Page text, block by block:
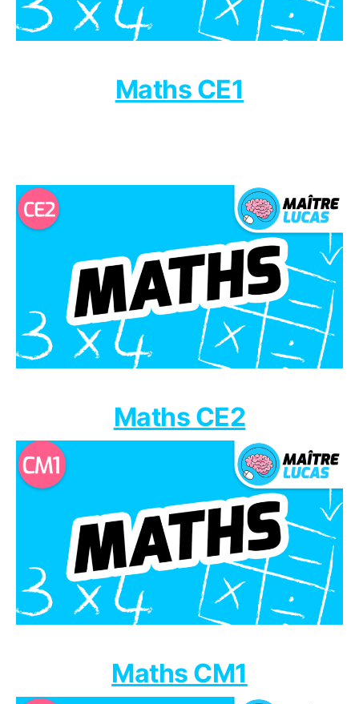
Maths CE1
Maths CE2
Maths CM1